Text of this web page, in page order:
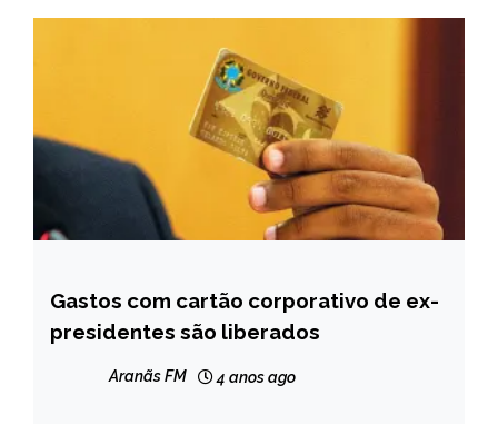
BRASIL
NOTÍCIAS
Gastos com cartão corporativo de ex-
presidentes são liberados
Aranãs FM 4 anos ago